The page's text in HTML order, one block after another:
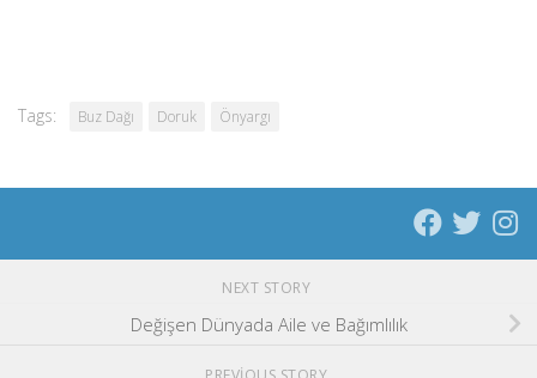
Tags: Buz Dağı Doruk Önyargı
NEXT STORY
Değişen Dünyada Aile ve Bağımlılık